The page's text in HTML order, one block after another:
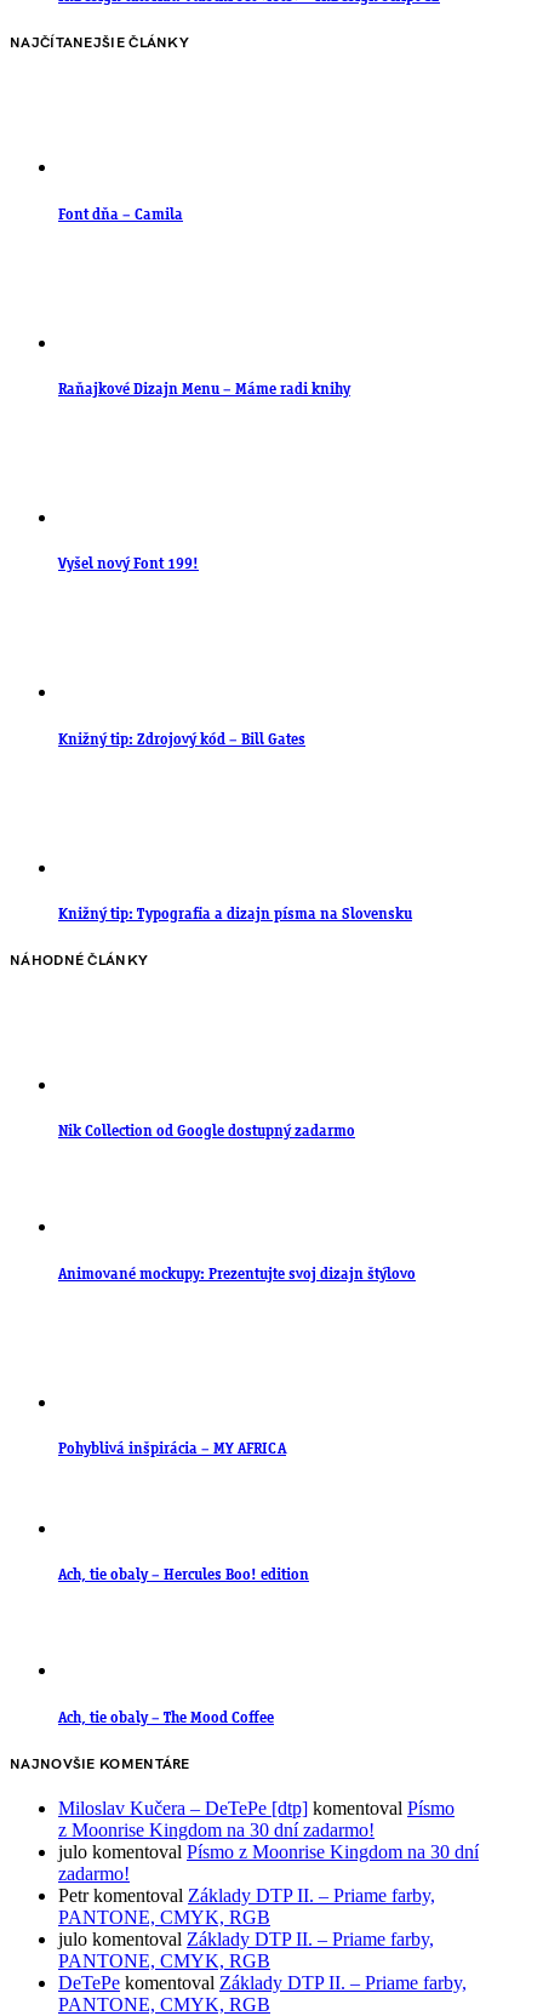
NAJČÍTANEJŠIE ČLÁNKY
Font dňa – Camila
Raňajkové Dizajn Menu – Máme radi knihy
Vyšel nový Font 199!
Knižný tip: Zdrojový kód – Bill Gates
Knižný tip: Typografia a dizajn písma na Slovensku
NÁHODNÉ ČLÁNKY
Nik Collection od Google dostupný zadarmo
Animované mockupy: Prezentujte svoj dizajn štýlovo
Pohyblivá inšpirácia – MY AFRICA
Ach, tie obaly – Hercules Boo! edition
Ach, tie obaly – The Mood Coffee
NAJNOVŠIE KOMENTÁRE
Miloslav Kučera – DeTePe [dtp] komentoval Písmo
z Moonrise Kingdom na 30 dní zadarmo!
julo komentoval Písmo z Moonrise Kingdom na 30 dní
zadarmo!
Petrkomentoval Základy DTP II. – Priame farby,
PANTONE, CMYK, RGB
julo komentoval Základy DTP II. – Priame farby,
PANTONE, CMYK, RGB
DeTePe komentoval Základy DTP II. – Priame farby,
PANTONE, CMYK, RGB